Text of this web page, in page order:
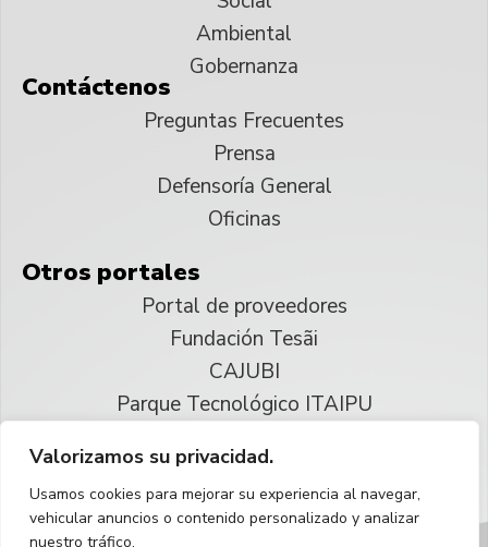
Valorizamos su privacidad.
Usamos cookies para mejorar su experiencia al navegar,
vehicular anuncios o contenido personalizado y analizar
nuestro tráfico.
Ambiental
Gobernanza
Contáctenos
Preguntas Frecuentes
Prensa
Defensoría General
Oficinas
Otros portales
Portal de proveedores
Fundación Tesãi
CAJUBI
Parque Tecnológico ITAIPU
Reservados todos los derechos